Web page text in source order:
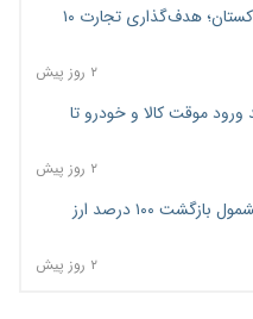
امضای تفاهم‌نامه تجاری ایران و پاکستان؛ هدف‌گذاری تجارت ۱۰
۲ روز پیش
ورود موقت کالا و خودرو تا
۲ روز پیش
فهرست کالاهای فولادی و فلزات مشمول بازگشت ۱۰۰ درصد ارز
۲ روز پیش